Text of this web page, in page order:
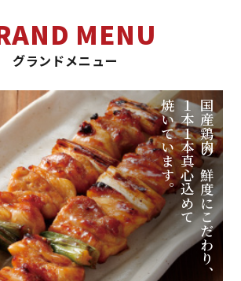
プライバシーポリシー
サイトのご利用にあたって
サイトマップ
グランドメニュー
国産鶏肉の鮮度にこだわり、
１本１本真心込めて
焼いています。